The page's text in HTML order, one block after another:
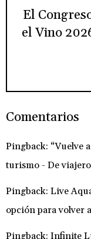
El
el Vino
Comentarios
Pingback: “Vuelve
turismo - De
Pingback: Live
opción para volver
Pingback: Infinite